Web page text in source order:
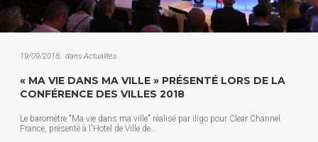
19/09/2018 dans Actualités
« MA VIE DANS MA VILLE » PRÉSENTÉ LORS DE LA
CONFÉRENCE DES VILLES 2018
Le baromètre "Ma vie dans ma ville" réalisé par iligo pour Clear Channel
France, présenté à l'Hotel de Ville de